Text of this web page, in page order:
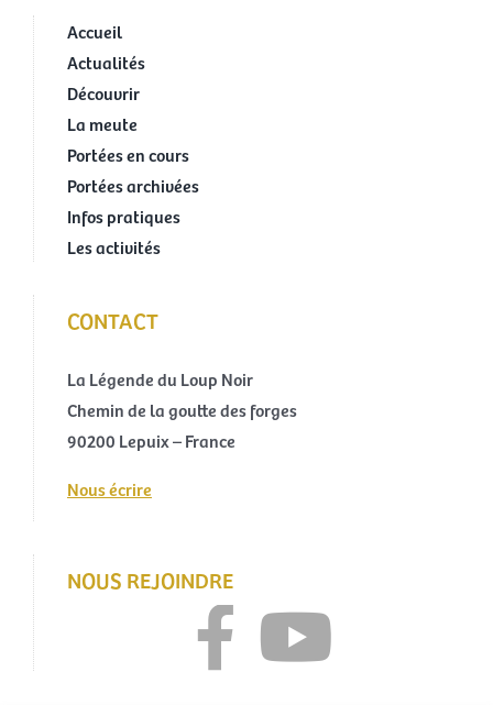
Accueil
Actualités
Découvrir
La meute
Portées en cours
Portées archivées
Infos pratiques
Les activités
CONTACT
La Légende du Loup Noir
Chemin de la goutte des forges
90200 Lepuix – France
Nous écrire
NOUS REJOINDRE